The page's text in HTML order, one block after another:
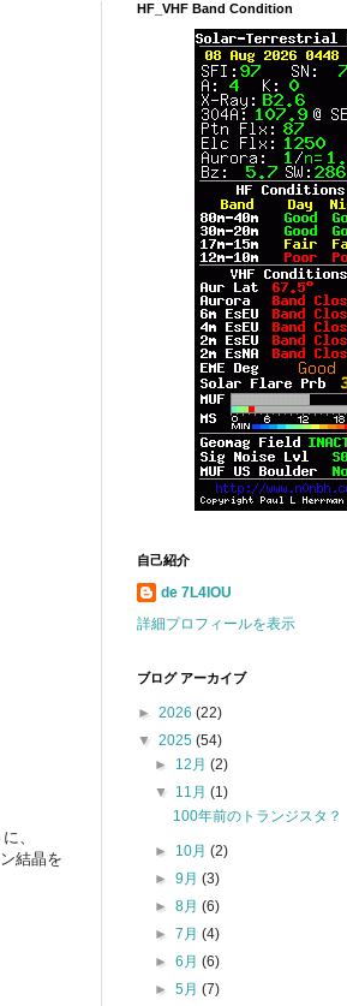
、
結晶を
HF_VHF Band Condition
自己紹介
de 7L4IOU
詳細プロフィールを表示
ブログ アーカイブ
► 2026 (22)
▼ 2025 (54)
► 12月(2)
▼ 11月(1)
100年前のトランジスタ？
► 10月(2)
►9月(3)
►8月(6)
►7月(4)
►6月(6)
►5月(7)